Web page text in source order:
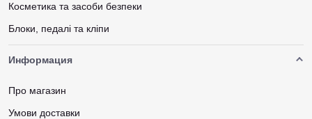
Косметика та засоби безпеки
Блоки, педалі та кліпи
Информация
Про магазин
Умови доставки